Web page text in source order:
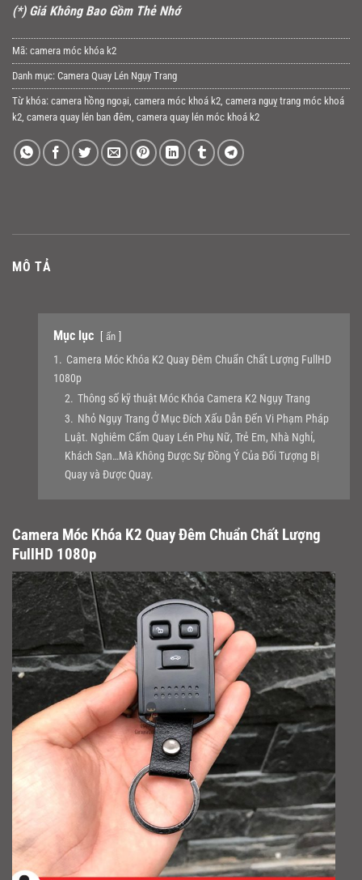
(*) Giá Không Bao Gồm Thẻ Nhớ
Mã: camera móc khóa k2
Danh mục: Camera Quay Lén Ngụy Trang
Từ khóa: camera hồng ngoại camera móc khoá k2 camera nguỵ trang móc khoá
k2 camera quay lén ban đêm camera quay lén móc khoá k2
MÔ TẢ
Mục lục ẩn
1. Camera Móc Khóa K2 Quay Đêm Chuẩn Chất Lượng FullHD
1080p
2. Thông số kỹ thuật Móc Khóa Camera K2 Ngụy Trang
3. Nhỏ Ngụy Trang Ở Mục Đích Xấu Dẫn Đến Vi Phạm Pháp
Luật. Nghiêm Cấm Quay Lén Phụ Nữ, Trẻ Em, Nhà Nghỉ,
Khách Sạn…Mà Không Được Sự Đồng Ý Của Đối Tượng Bị
Quay và Được Quay.
Camera Móc Khóa K2 Quay Đêm Chuẩn Chất Lượng
FullHD 1080p